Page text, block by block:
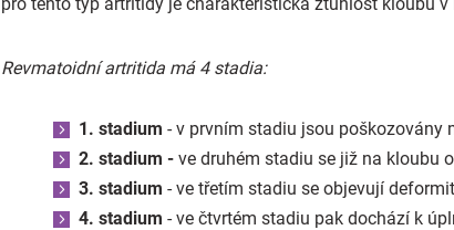
Revmatoidní artritida má 4 stadia:
1. stadium - v prvním stadiu jsou poškozovány
2. stadium - ve druhém stadiu se již na kloubu
3. stadium - ve třetím stadiu se objevují
4. stadium - ve čtvrtém stadiu pak dochází k